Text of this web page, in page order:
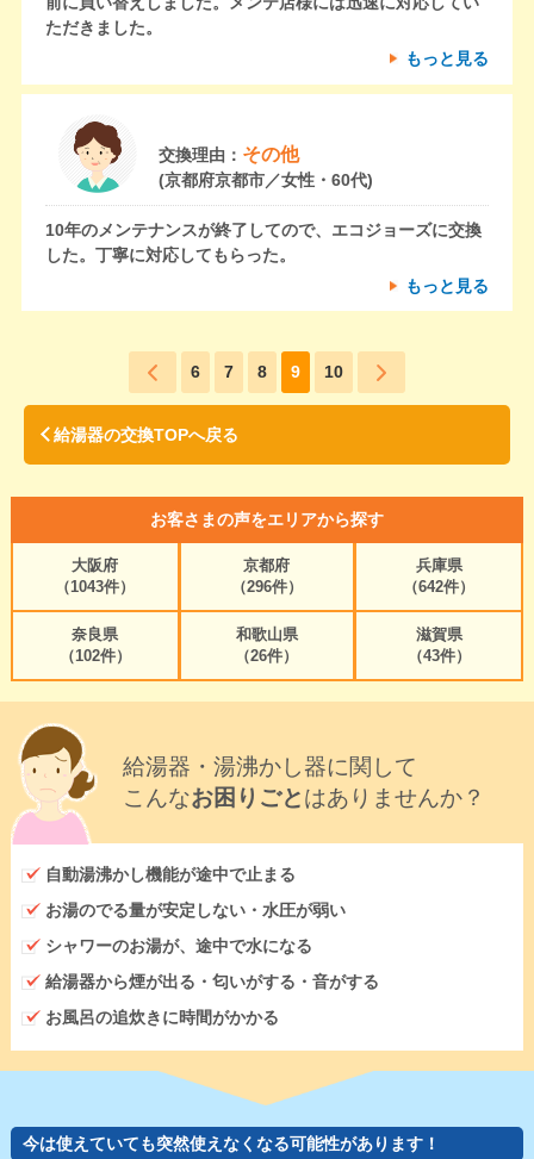
ただきました。
もっと見る
交換理由： その他
(京都府京都市／女性・60代)
10年のメンテナンスが終了してので、エコジョーズに交換
した。丁寧に対応してもらった。
もっと見る
6 7 8 9 10
給湯器の交換TOPへ戻る
お客さまの声をエリアから探す
大阪府
（1043件）
京都府
（296件）
兵庫県
（642件）
奈良県
（102件）
和歌山県
（26件）
滋賀県
（43件）
給湯器・湯沸かし器に関して
こんなお困りごとはありませんか？
自動湯沸かし機能が途中で止まる
お湯のでる量が安定しない・水圧が弱い
シャワーのお湯が、途中で水になる
給湯器から煙が出る・匂いがする・音がする
お風呂の追炊きに時間がかかる
今は使えていても突然使えなくなる可能性があります！